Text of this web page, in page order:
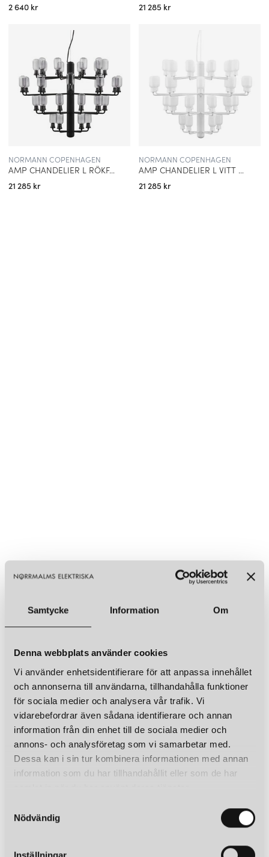
Samtycke Information Om
Denna webbplats använder cookies
Vi använder enhetsidentifierare för att anpassa innehållet
och annonserna till användarna, tillhandahålla funktioner
för sociala medier och analysera vår trafik. Vi
vidarebefordrar även sådana identifierare och annan
information från din enhet till de sociala medier och
annons- och analysföretag som vi samarbetar med.
Dessa kan i sin tur kombinera informationen med annan
information som du har tillhandahållit eller som de har
Nödvändig
2 640 kr
21 285 kr
NORMANN COPENHAGEN
AMP CHANDELIER L RÖKFÄRGAT GLAS/SVART
21 285 kr
NORMANN COPENHAGEN
AMP CHANDELIER L VITT GLAS/VIT
21 285 kr